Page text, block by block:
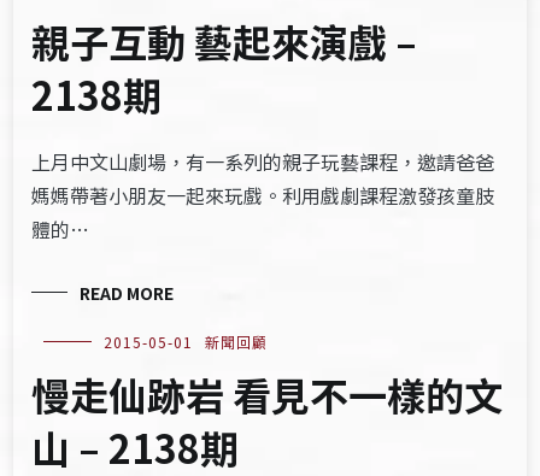
親子互動 藝起來演戲 –
2138期
上月中文山劇場，有一系列的親子玩藝課程，邀請爸爸
媽媽帶著小朋友一起來玩戲。利用戲劇課程激發孩童肢
體的…
READ MORE
2015-05-01 新聞回顧
慢走仙跡岩 看見不一樣的文
山 – 2138期